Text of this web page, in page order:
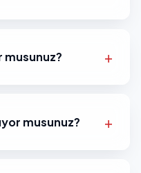
musunuz?
musunuz?